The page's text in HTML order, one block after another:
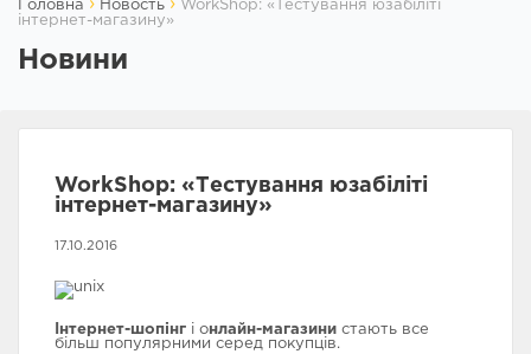
Головна › Новость › WorkShop: «Тестування юзабіліті
інтернет-магазину»
Новини
WorkShop: «Тестування юзабіліті
інтернет-магазину»
17.10.2016
Інтернет-шопінг і онлайн-магазини стають все
більш популярними серед покупців.
ПРО НАС
QALight — це…
Відгуки
Foundation
Сертифікати
Курси